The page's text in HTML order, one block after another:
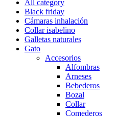
All category
Black friday
Cámaras inhalación
Collar isabelino
Galletas naturales
Gato
Accesorios
Alfombras
Arneses
Bebederos
Bozal
Collar
Comederos